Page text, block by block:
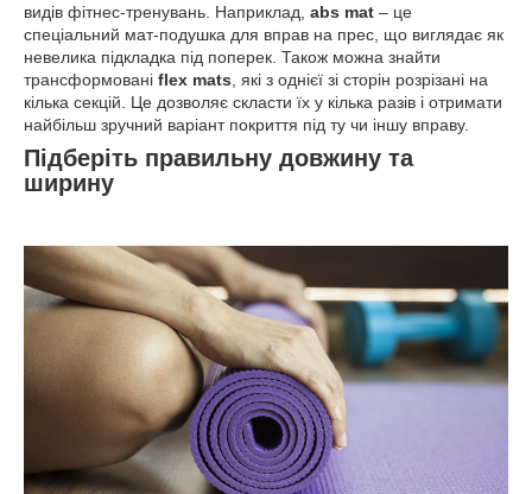
видів фітнес-тренувань. Наприклад, abs mat – це
спеціальний мат-подушка для вправ на прес, що виглядає як
невелика підкладка під поперек. Також можна знайти
трансформовані flex mats , які з однієї зі сторін розрізані на
кілька секцій. Це дозволяє скласти їх у кілька разів і отримати
найбільш зручний варіант покриття під ту чи іншу вправу.
Підберіть правильну довжину та
ширину